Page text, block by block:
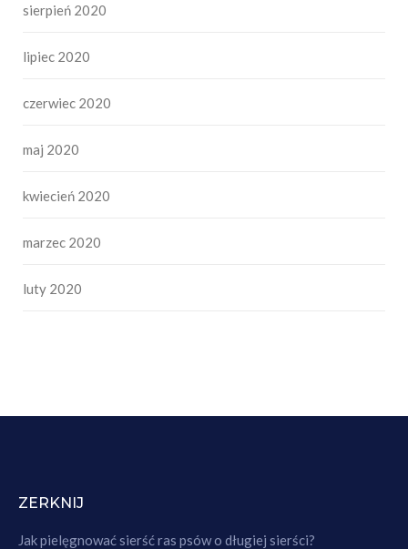
sierpień 2020
lipiec 2020
czerwiec 2020
maj 2020
kwiecień 2020
marzec 2020
luty 2020
ZERKNIJ
Jak pielęgnować sierść ras psów o długiej sierści?